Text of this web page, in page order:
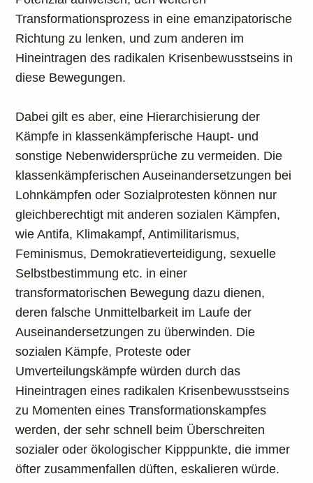
Transformationsprozess in eine emanzipatorische
Richtung zu lenken, und zum anderen im
Hineintragen des radikalen Krisenbewusstseins in
diese Bewegungen.
Dabei gilt es aber, eine Hierarchisierung der
Kämpfe in klassenkämpferische Haupt- und
sonstige Nebenwidersprüche zu vermeiden. Die
klassenkämpferischen Auseinandersetzungen bei
Lohnkämpfen oder Sozialprotesten können nur
gleichberechtigt mit anderen sozialen Kämpfen,
wie Antifa, Klimakampf, Antimilitarismus,
Feminismus, Demokratieverteidigung, sexuelle
Selbstbestimmung etc. in einer
transformatorischen Bewegung dazu dienen,
deren falsche Unmittelbarkeit im Laufe der
Auseinandersetzungen zu überwinden. Die
sozialen Kämpfe, Proteste oder
Umverteilungskämpfe würden durch das
Hineintragen eines radikalen Krisenbewusstseins
zu Momenten eines Transformationskampfes
werden, der sehr schnell beim Überschreiten
sozialer oder ökologischer Kipppunkte, die immer
öfter zusammenfallen düften, eskalieren würde.